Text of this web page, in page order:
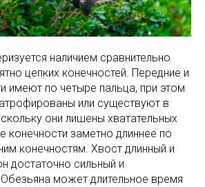
наличием сравнительно
цепких конечностей. Передние и
имеют по четыре пальца, при этом
или существуют в
они лишены хватательных
конечности заметно длиннее по
конечностям. Хвост длинный и
достаточно сильный и
может длительное время